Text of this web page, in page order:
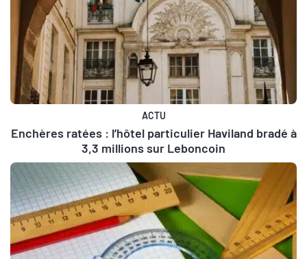
ACTU
Enchères ratées : l’hôtel particulier Haviland bradé à
3,3 millions sur Leboncoin